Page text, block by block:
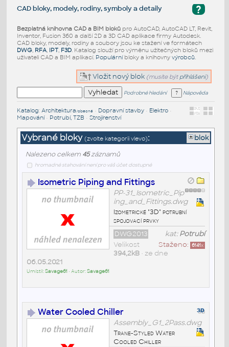
?
CAD bloky, modely, rodiny, symboly a detaily
Bezplatná knihovna CAD a BIM blokůpro AutoCAD, AutoCAD LT, Revit,
Inventor, Fusion 360 a další 2D a 3D CAD aplikace firmy Autodesk.
CAD bloky, modely, rodiny a soubory jsou ke stažení ve formátech
DWG, RFA, IPT, F3D. Katalog slouží pro výměnu užitečných bloků mezi
uživateli CAD a BIM aplikací. Populárníbloky a knihovny výrobců.
Vložit nový blok (musíte být přihlášeni)
Podrobné hledání Nápověda
Katalog: Architektura/obecné• Dopravní stavby• Elektro•
Mapování• Potrubí, TZB • Strojírenství
Vybrané bloky (zvolte kategorii vlevo): blok
Nalezeno celkem 45záznamů
hromadné stahování není pro váš účet dostupné
Isometric Piping and Fittings
PP-31_Isometric_Pip
ing_and_Fittings.dwg
Izometrické "3D" potrubní
spojovací prvky
kat:Potrubí
DWG2013
Staženo: 6141x
Velikost
394,2kB• ze dne
06.05.2021
Umístil:Savage61 • Autor:Savage61
Water Cooled Chiller
Assembly_G1_2Pass.dwg
Trane-Styled Water
Cooled Chiller